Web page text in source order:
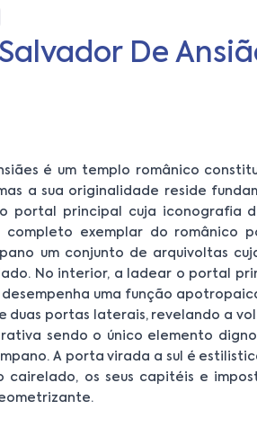
De
é um templo românico
a sua originalidade reside
portal principal cuja iconografia
completo exemplar do românico
um conjunto de arquivoltas
No interior, a ladear o portal
uma função
duas portas laterais, revelando a
sendo o único elemento
A porta virada a sul é
os seus capitéis e